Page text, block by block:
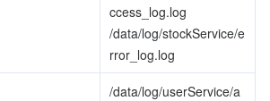
ccess_log.log
/data/log/stockService/e
rror_log.log
/data/log/userService/a